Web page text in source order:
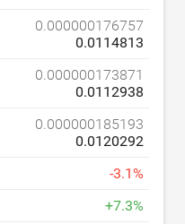
0.000000176757
0.0114813
0.000000173871
0.0112938
0.000000185193
0.0120292
-3.1%
+7.3%